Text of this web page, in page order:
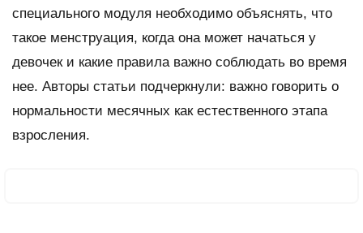
специального модуля необходимо объяснять, что
такое менструация, когда она может начаться у
девочек и какие правила важно соблюдать во время
нее. Авторы статьи подчеркнули: важно говорить о
нормальности месячных как естественного этапа
взросления.